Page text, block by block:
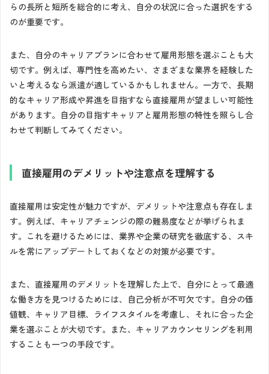
らの長所と短所を総合的に考え、自分の状況に合った選択をする
のが重要です。
また、自分のキャリアプランに合わせて雇用形態を選ぶことも大
切です。例えば、専門性を高めたい、さまざまな業界を経験した
いと考えるなら派遣が適しているかもしれません。一方で、長期
的なキャリア形成や昇進を目指すなら直接雇用が望ましい可能性
があります。自分の目指すキャリアと雇用形態の特性を照らし合
わせて判断してみてください。
直接雇用のデメリットや注意点を理解する
直接雇用は安定性が魅力ですが、デメリットや注意点も存在しま
す。例えば、キャリアチェンジの際の難易度などが挙げられま
す。これを避けるためには、業界や企業の研究を徹底する、スキ
ルを常にアップデートしておくなどの対策が必要です。
また、直接雇用のデメリットを理解した上で、自分にとって最適
な働き方を見つけるためには、自己分析が不可欠です。自分の価
値観、キャリア目標、ライフスタイルを考慮し、それに合った企
業を選ぶことが大切です。また、キャリアカウンセリングを利用
することも一つの手段です。